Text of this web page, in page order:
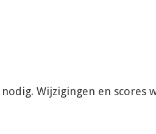
Wijzigingen en scores